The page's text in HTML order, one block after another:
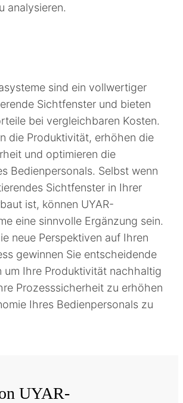
analysieren.
sind ein vollwertiger
Sichtfenster und bieten
bei vergleichbaren Kosten.
die Produktivität, erhöhen die
und optimieren die
Bedienpersonals. Selbst wenn
Sichtfenster in Ihrer
ist, können UYAR-
eine sinnvolle Ergänzung sein.
neue Perspektiven auf Ihren
gewinnen Sie entscheidende
um Ihre Produktivität nachhaltig
Prozesssicherheit zu erhöhen
Ihres Bedienpersonals zu
UYAR-